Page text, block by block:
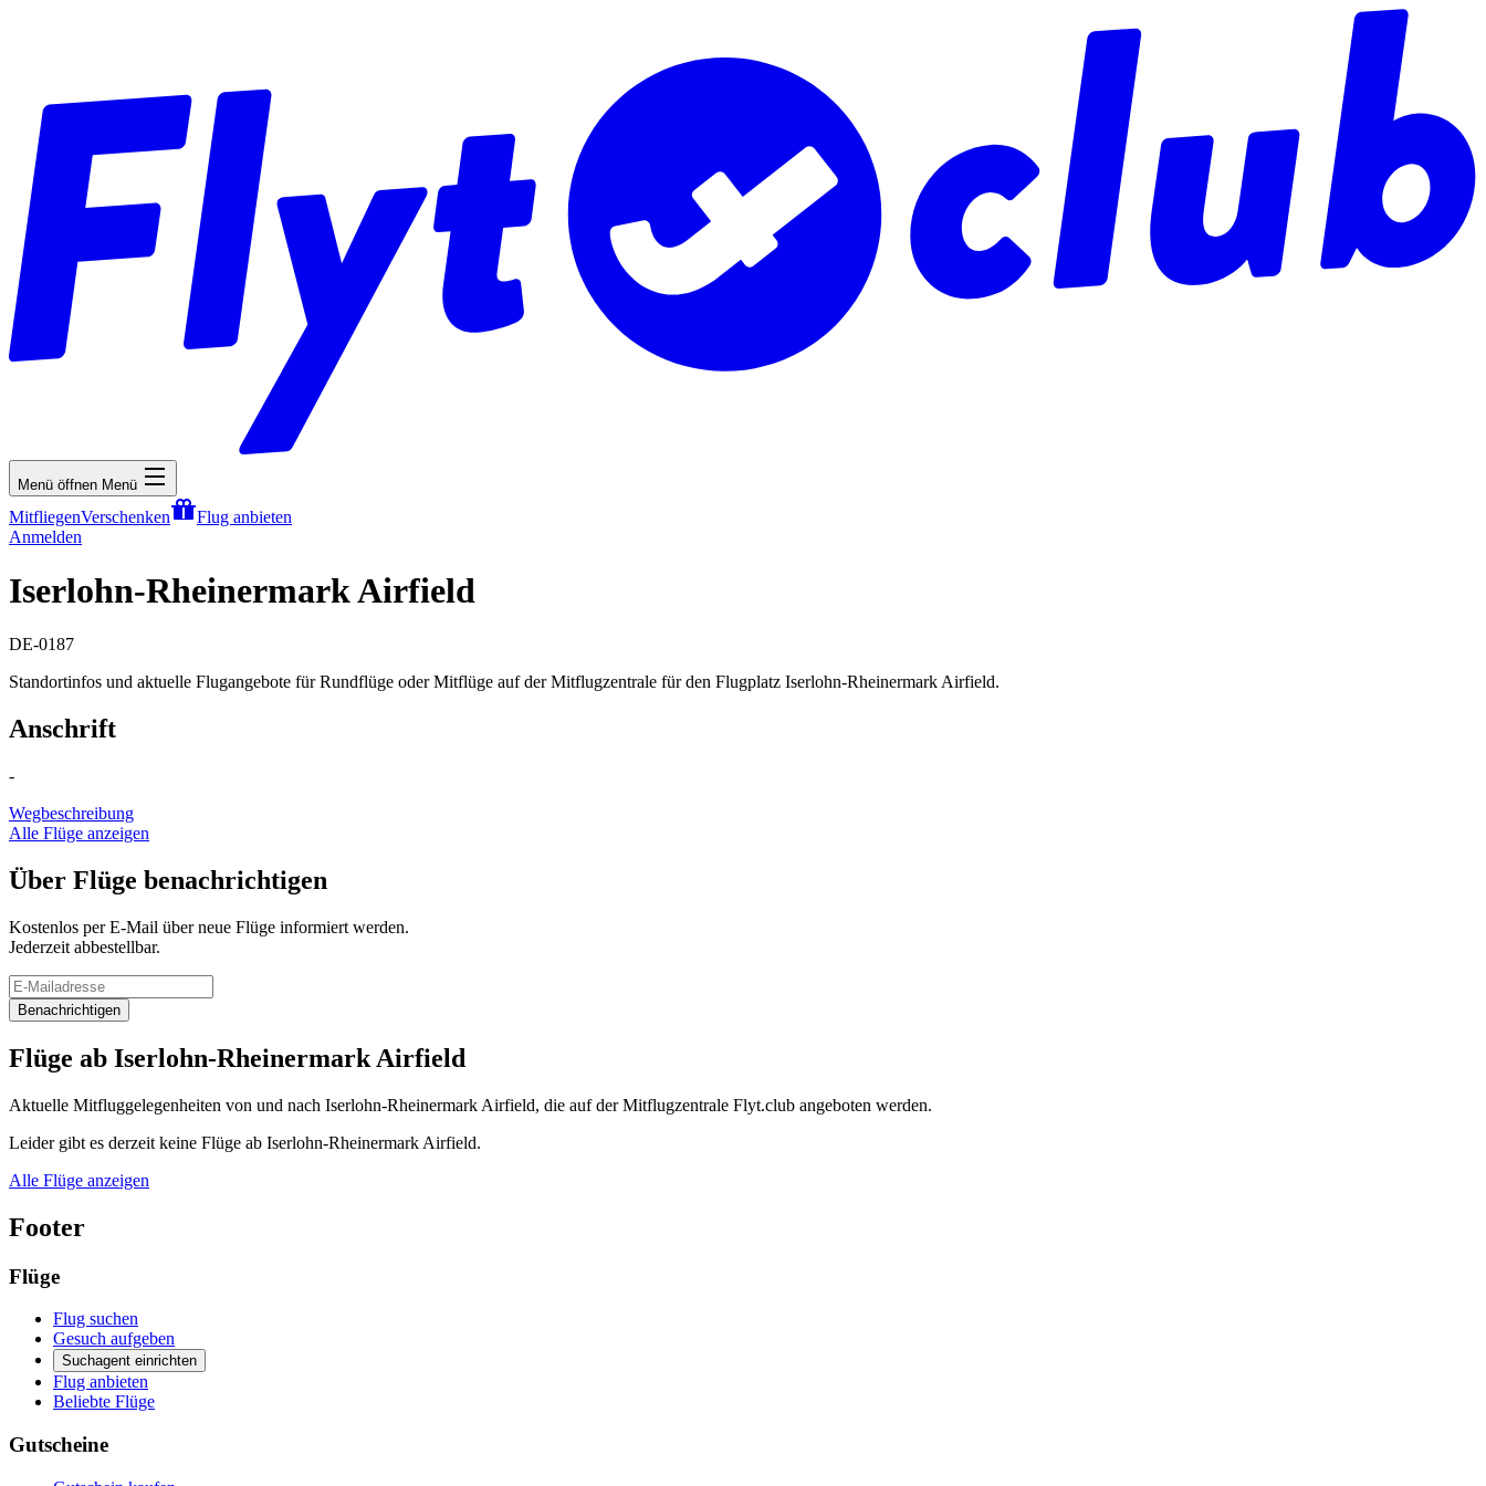
Menü öffnen Menü
MitfliegenVerschenken
Flug anbieten
Anmelden
Iserlohn-Rheinermark Airfield
DE-0187
Standortinfos und aktuelle Flugangebote für Rundflüge oder Mitflüge auf der Mitflugzentrale für den Flugplatz Iserlohn-Rheinermark Airfield.
Anschrift
-
Wegbeschreibung
Alle Flüge anzeigen
Über Flüge benachrichtigen
Kostenlos per E-Mail über neue Flüge informiert werden.
Jederzeit abbestellbar.
Benachrichtigen
Flüge ab Iserlohn-Rheinermark Airfield
Aktuelle Mitfluggelegenheiten von und nach Iserlohn-Rheinermark Airfield, die auf der Mitflugzentrale Flyt.club angeboten werden.
Leider gibt es derzeit keine Flüge ab Iserlohn-Rheinermark Airfield.
Alle Flüge anzeigen
Footer
Flüge
Flug suchen
Gesuch aufgeben
Suchagent einrichten
Flug anbieten
Beliebte Flüge
Gutscheine